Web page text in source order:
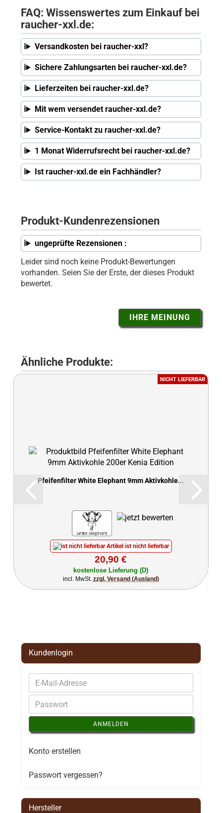
FAQ: Wissenswertes zum Einkauf bei
raucher-xxl.de:
Versandkosten bei raucher-xxl?
Sichere Zahlungsarten bei raucher-xxl.de?
Lieferzeiten bei raucher-xxl.de?
Mit wem versendet raucher-xxl.de?
Service-Kontakt zu raucher-xxl.de?
1 Monat Widerrufsrecht bei raucher-xxl.de?
Ist raucher-xxl.de ein Fachhändler?
Produkt-Kundenrezensionen
ungeprüfte Rezensionen :
Leider sind noch keine Produkt-Bewertungen
vorhanden. Seien Sie der Erste, der dieses Produkt
bewertet.
IHRE MEINUNG
Ähnliche Produkte:
NICHT LIEFERBAR
Pfeifenfilter White Elephant 9mm Aktivkohle...
Artikel ist nicht lieferbar
20,90 €
kostenlose Lieferung (D)
incl. MwSt. zzgl. Versand (Ausland)
Kundenlogin
ANMELDEN
Konto erstellen
Passwort vergessen?
Hersteller